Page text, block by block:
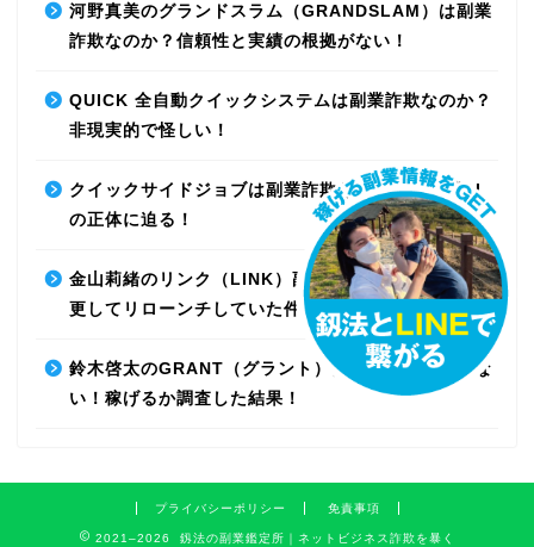
河野真美のグランドスラム（GRANDSLAM）は副業
詐欺なのか？信頼性と実績の根拠がない！
QUICK 全自動クイックシステムは副業詐欺なのか？
非現実的で怪しい！
クイックサイドジョブは副業詐欺なのか？最先端AI
の正体に迫る！
金山莉緒のリンク（LINK）副業詐欺！運営会社を変
更してリローンチしていた件！【再編集】
鈴木啓太のGRANT（グラント）は副業詐欺で稼げな
い！稼げるか調査した結果！
プライバシーポリシー 免責事項
2021–2026 釼法の副業鑑定所｜ネットビジネス詐欺を暴く